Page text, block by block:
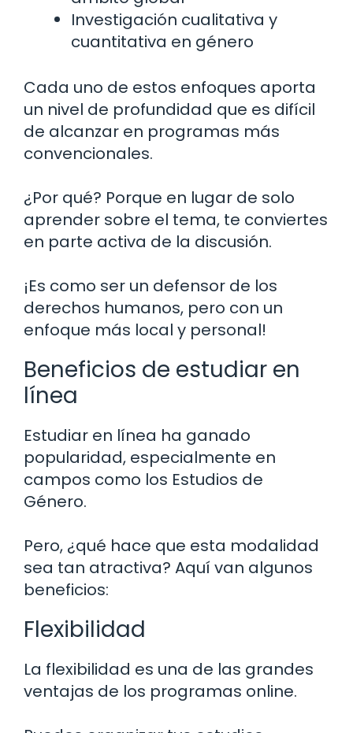
Investigación cualitativa y
cuantitativa en género
Cada uno de estos enfoques aporta
un nivel de profundidad que es difícil
de alcanzar en programas más
convencionales.
¿Por qué? Porque en lugar de solo
aprender sobre el tema, te conviertes
en parte activa de la discusión.
¡Es como ser un defensor de los
derechos humanos, pero con un
enfoque más local y personal!
Beneficios de estudiar en
línea
Estudiar en línea ha ganado
popularidad, especialmente en
campos como los Estudios de
Género.
Pero, ¿qué hace que esta modalidad
sea tan atractiva? Aquí van algunos
beneficios:
Flexibilidad
La flexibilidad es una de las grandes
ventajas de los programas online.